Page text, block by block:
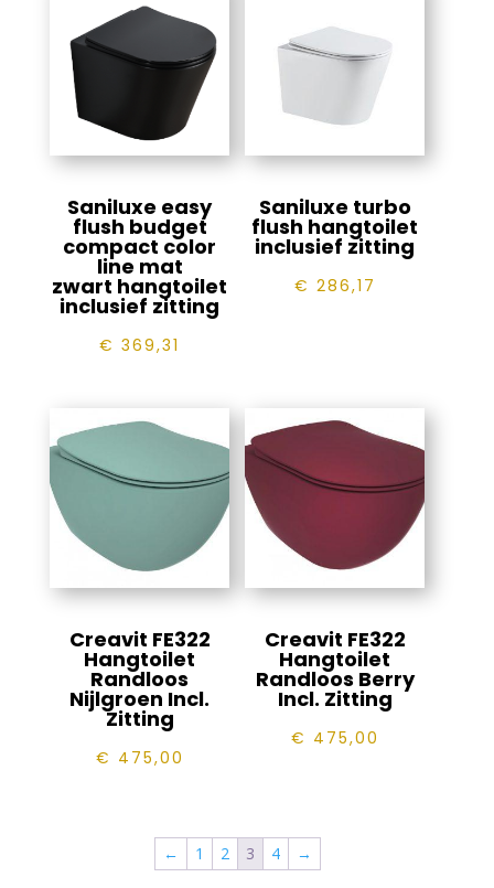
Saniluxe easy
flush budget
compact color
line mat
zwart hangtoilet
inclusief zitting
€ 369,31
Saniluxe turbo
flush hangtoilet
inclusief zitting
€ 286,17
Creavit FE322
Hangtoilet
Randloos
Nijlgroen Incl.
Zitting
€ 475,00
Creavit FE322
Hangtoilet
Randloos Berry
Incl. Zitting
€ 475,00
← 1 2 3 4 →